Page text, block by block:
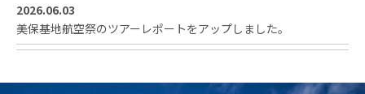
2026.06.03
美保基地航空祭のツアーレポートをアップしました。